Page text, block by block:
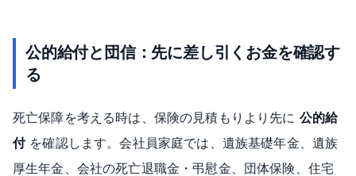
公的給付と団信：先に差し引くお金を確認す
る
死亡保障を考える時は、保険の見積もりより先に 公的給
付を確認します。会社員家庭では、遺族基礎年金、遺族
厚生年金、会社の死亡退職金・弔慰金、団体保険、住宅